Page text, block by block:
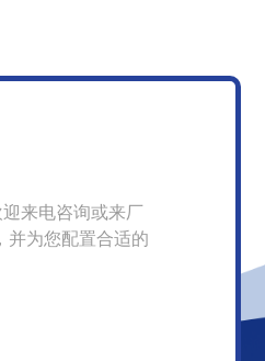
来电咨询或来厂
并为您配置合适的